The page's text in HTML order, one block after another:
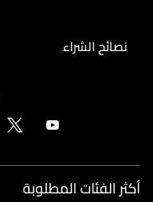
نصائح الشراء
أكثر الفئات المطلوبة